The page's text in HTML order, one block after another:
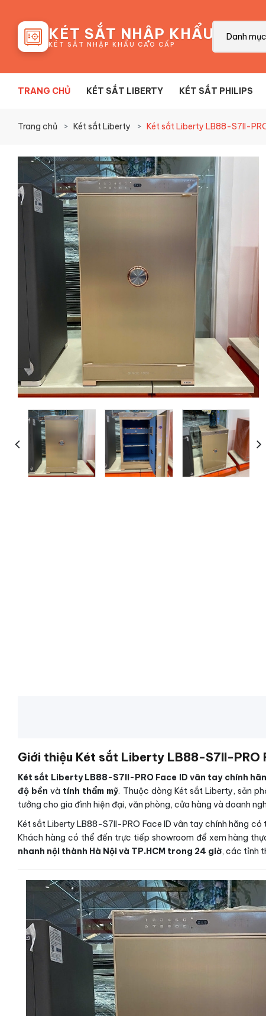
KÉT SẮT NHẬP KHẨU 88
KÉT SẮT NHẬP KHẨU CAO CẤP
Danh mục
TRANG CHỦ KÉT SẮT LIBERTY KÉT SẮT PHILIPS
Trang chủ Két sắt Liberty Két sắt Liberty LB88-S7II-
Giới thiệu Két sắt Liberty LB88-S7II-PRO
Két sắt Liberty LB88-S7II-PRO Face ID vân tay chính
độ bền và tính thẩm mỹ. Thuộc dòng Két sắt Liberty, sản
tưởng cho gia đình hiện đại, văn phòng, cửa hàng và doanh
Két sắt Liberty LB88-S7II-PRO Face ID vân tay chính hãng
Khách hàng có thể đến trực tiếp showroom để xem hàng
nhanh nội thành Hà Nội và TP.HCM trong 24 giờ, các tỉnh